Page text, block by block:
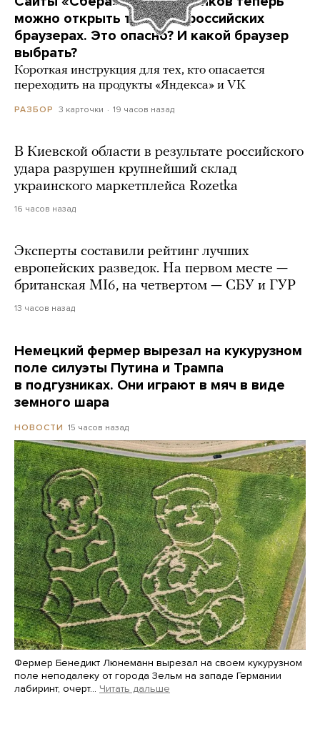
можно открыть только в российских
браузерах. Это опасно? И какой браузер
выбрать?
Короткая инструкция для тех, кто опасается
переходить на продукты «Яндекса» и VK
РАЗБОР 3 карточки 19 часов назад
В Киевской области в результате российского
удара разрушен крупнейший склад
украинского маркетплейса Rozetka
16 часов назад
Эксперты составили рейтинг лучших
европейских разведок. На первом месте —
британская MI6, на четвертом — СБУ и ГУР
13 часов назад
Немецкий фермер вырезал на кукурузном
поле силуэты Путина и Трампа
в подгузниках. Они играют в мяч в виде
земного шара
НОВОСТИ 15 часов назад
Фермер Бенедикт Люнеманн вырезал на своем кукурузном
поле неподалеку от города Зельм на западе Германии
лабиринт, очерт… Читать дальше